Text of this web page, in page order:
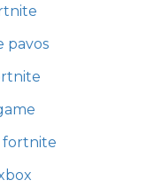
pavos
fortnite